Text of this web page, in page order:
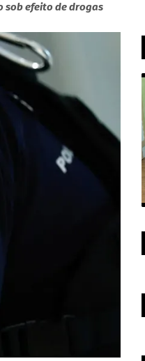
sob efeito de drogas